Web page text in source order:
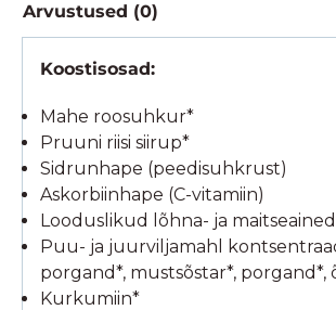
Arvustused (0)
Koostisosad:
Mahe roosuhkur*
Pruuni riisi siirup*
Sidrunhape (peedisuhkrust)
Askorbiinhape (C-vitamiin)
Looduslikud lõhna- ja maitseained
Puu- ja juurviljamahl
porgand*, mustsõstar*, porgand*,
Kurkumiin*